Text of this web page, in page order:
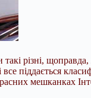
такі різні,
піддається
мешканках